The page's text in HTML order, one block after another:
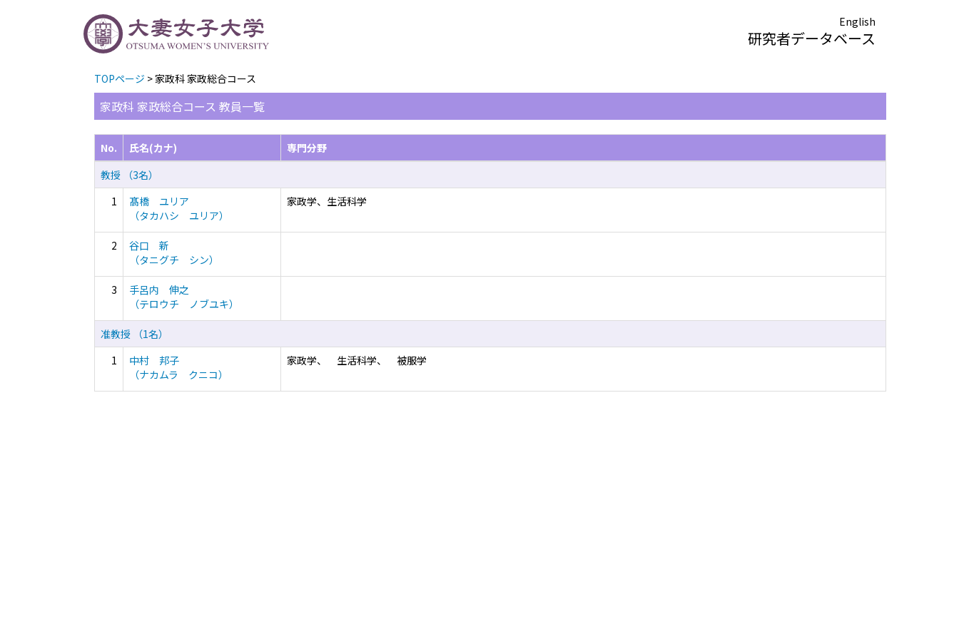
English
研究者データベース
TOPページ > 家政科 家政総合コース
家政科 家政総合コース 教員一覧
No. 氏名(カナ)
専門分野
教授 （3名）
1
髙橋 ユリア
（タカハシ ユリア）
家政学、生活科学
2
谷口 新
（タニグチ シン）
3
手呂内 伸之
（テロウチ ノブユキ）
准教授 （1名）
1
中村 邦子
（ナカムラ クニコ）
家政学、 生活科学、 被服学